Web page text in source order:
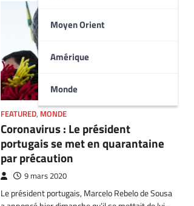
Moyen Orient
Amérique
Monde
FEATURED, MONDE
Coronavirus : Le président
portugais se met en quarantaine
par précaution
9 mars 2020
Le président portugais, Marcelo Rebelo de Sousa